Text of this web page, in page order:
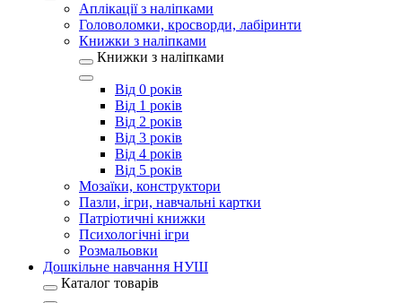
Аплікації з наліпками
Головоломки, кросворди, лабіринти
Книжки з наліпками
Книжки з наліпками
Від 0 років
Від 1 років
Від 2 років
Від 3 років
Від 4 років
Від 5 років
Мозаїки, конструктори
Пазли, ігри, навчальні картки
Патріотичні книжки
Психологічні ігри
Розмальовки
Дошкільне навчання НУШ
Каталог товарів